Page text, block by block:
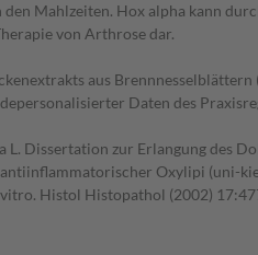
Mahlzeiten. Hox alpha kann
von Arthrose dar.
aus Brennnesselblättern
Daten des
Dissertation zur Erlangung des
Oxylipi (uni-
Histol Histopathol (2002)